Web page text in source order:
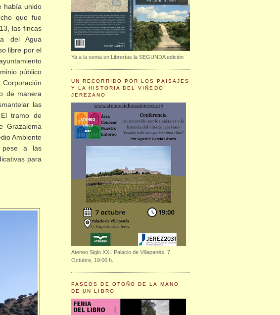
había unido
que fue
las fincas
del Agua
libre por el
público
de manera
las
tramo de
Grazalema
Ambiente
pese a las
para
Ya a la venta en Librerías la SEGUNDA edición
UN RECORRIDO POR LOS PAISAJES
Y LA HISTORIA DEL VIÑEDO
JEREZANO
Ateneo Siglo XXI. Palacio de Villapanés, 7
Octubre, 19:00 h.
PASEOS DE OTOÑO DE LA MANO
DE UN LIBRO